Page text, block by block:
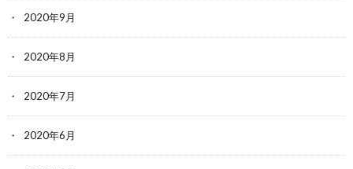
2020年9月
2020年8月
2020年7月
2020年6月